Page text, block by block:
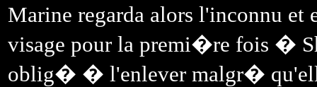
Marine regarda alors l'inconnu
visage pour la premi�re fois �
oblig� � l'enlever malgr�